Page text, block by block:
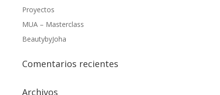
Proyectos
MUA – Masterclass
BeautybyJoha
Comentarios recientes
Archivos